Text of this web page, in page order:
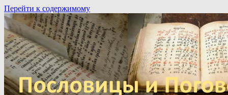
Перейти к содержимому